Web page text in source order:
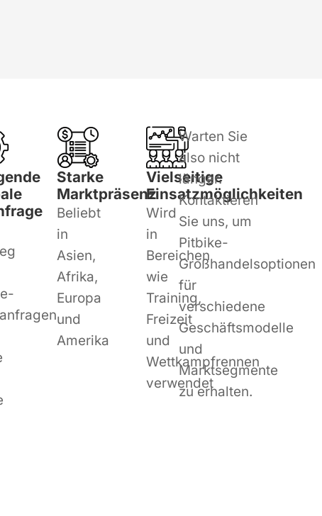
Starke
Marktpräsenz
Beliebt
in
Asien,
Afrika,
Europa
und
Amerika
Vielseitige
Einsatzmöglichkeiten
Wird
in
Bereichen
wie
Training,
Freizeit
und
Wettkampfrennen
verwendet
Warten Sie
also nicht
länger.
Kontaktieren
Sie uns, um
Pitbike-
Großhandelsoptionen
für
verschiedene
Geschäftsmodelle
und
Marktsegmente
zu erhalten.